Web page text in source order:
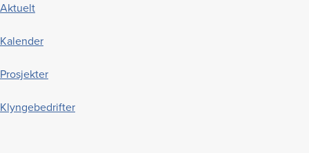
Aktuelt
Kalender
Prosjekter
Klyngebedrifter